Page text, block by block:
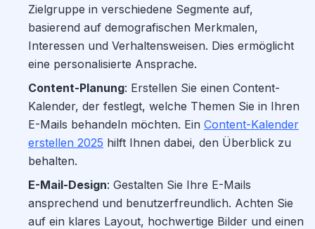
Zielgruppe in verschiedene Segmente auf,
basierend auf demografischen Merkmalen,
Interessen und Verhaltensweisen. Dies ermöglicht
eine personalisierte Ansprache.
Content-Planung: Erstellen Sie einen Content-
Kalender, der festlegt, welche Themen Sie in Ihren
E-Mails behandeln möchten. Ein Content-Kalender
erstellen 2025 hilft Ihnen dabei, den Überblick zu
behalten.
E-Mail-Design: Gestalten Sie Ihre E-Mails
ansprechend und benutzerfreundlich. Achten Sie
auf ein klares Layout, hochwertige Bilder und einen